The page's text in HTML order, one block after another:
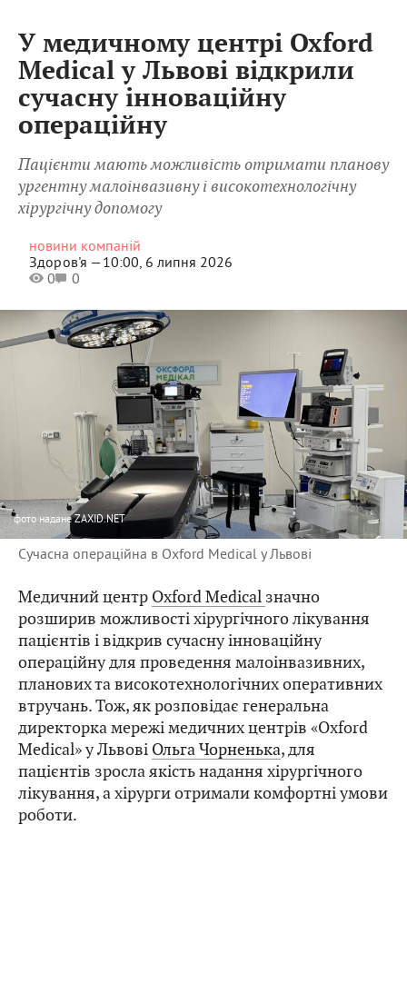
У медичному центрі Oxford
Medical у Львові відкрили
сучасну інноваційну
операційну
Пацієнти мають можливість отримати планову
ургентну малоінвазивну і високотехнологічну
хірургічну допомогу
новини компаній
Здоров'я —10:00, 6 липня 2026
0
0
фото надане ZAXID.NET
Сучасна операційна в Oxford Medical у Львові
Медичний центр Oxford Medical значно
розширив можливості хірургічного лікування
пацієнтів і відкрив сучасну інноваційну
операційну для проведення малоінвазивних,
планових та високотехнологічних оперативних
втручань. Тож, як розповідає генеральна
директорка мережі медичних центрів «Oxford
Medical» у Львові Ольга Чорненька, для
пацієнтів зросла якість надання хірургічного
лікування, а хірурги отримали комфортні умови
роботи.